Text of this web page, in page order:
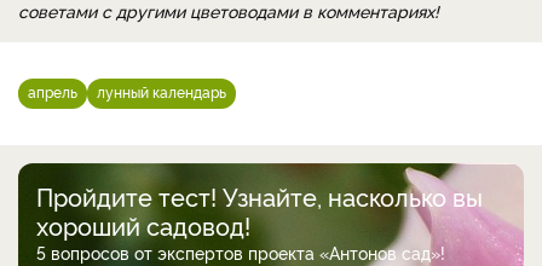
советами с другими цветоводами в комментариях!
апрель лунный календарь
Пройдите тест! Узнайте, насколько вы
хороший садовод!
5 вопросов от экспертов проекта «Антонов сад»!